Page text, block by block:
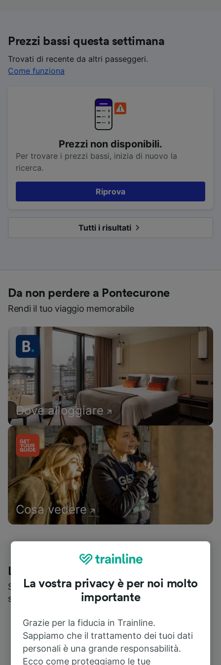
Prezzi bassi questa settimana
Trovati di recente da altri passeggeri.
Come funziona
Prezzi non disponibili.
Per trovare i prezzi bassi, inizia di nuovo la
ricerca.
Riprova
Tutti i risultati
Da non perdere a Pontecurone
Rendi il tuo viaggio memorabile
Dove alloggiare
Cosa vedere
Le recensioni dei nostri viaggiatori
Scopri cosa pensa realmente chi utilizza i nostri
servizi
La vostra privacy è per noi molto
importante
Grazie per la fiducia in Trainline.
Sappiamo che il trattamento dei tuoi dati
personali è una grande responsabilità.
Ecco come proteggiamo le tue